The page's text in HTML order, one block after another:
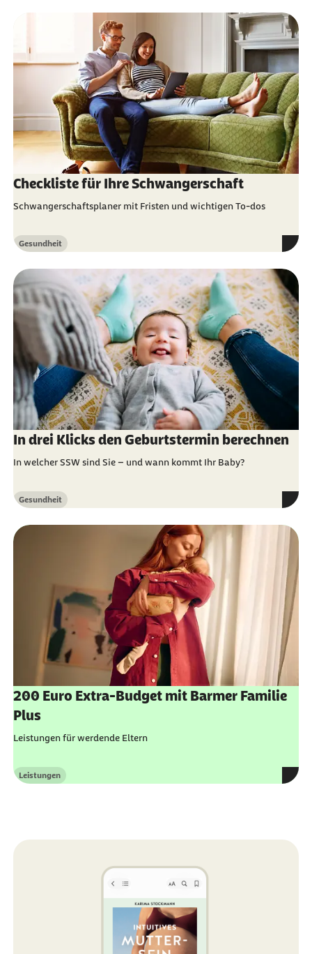
Checkliste für Ihre Schwangerschaft
Schwangerschaftsplaner mit Fristen und wichtigen To-dos
Kategorie
Gesundheit
In drei Klicks den Geburtstermin berechnen
In welcher SSW sind Sie – und wann kommt Ihr Baby?
Kategorie
Gesundheit
200 Euro Extra-Budget mit Barmer Familie
Plus
Leistungen für werdende Eltern
Kategorie
Leistungen